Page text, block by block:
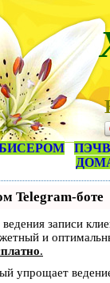
Telegram-боте
записи
и
.
упрощает